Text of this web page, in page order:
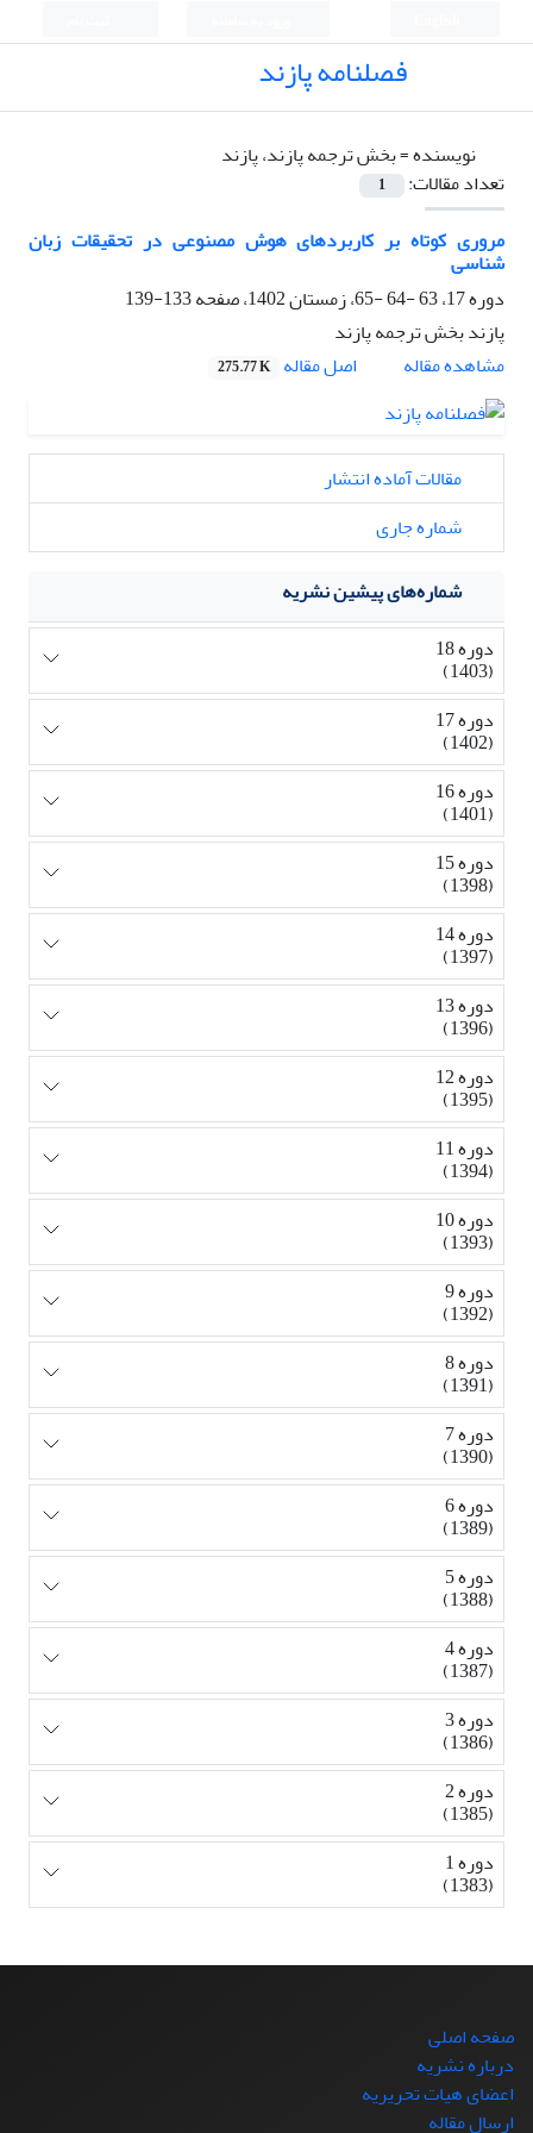
فصلنامه پازند
نویسنده =بخش ترجمه پازند، پازند
تعداد مقالات:
1
مروری کوتاه بر کاربردهای هوش مصنوعی در تحقیقات زبان
شناسی
دوره 17، 63 -64 -65، زمستان 1402، صفحه
133-139
پازند بخش ترجمه پازند
مشاهده مقاله
اصل مقاله 275.77 K
مقالات آماده انتشار
شماره جاری
شماره‌های پیشین نشریه
دوره 18
(1403)
دوره 17
(1402)
دوره 16
(1401)
دوره 15
(1398)
دوره 14
(1397)
دوره 13
(1396)
دوره 12
(1395)
دوره 11
(1394)
دوره 10
(1393)
دوره 9
(1392)
دوره 8
(1391)
دوره 7
(1390)
دوره 6
(1389)
دوره 5
(1388)
دوره 4
(1387)
دوره 3
(1386)
دوره 2
(1385)
دوره 1
(1383)
صفحه اصلی
درباره نشریه
اعضای هیات تحریریه
ارسال مقاله